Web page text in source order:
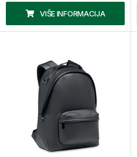
VIŠE INFORMACIJA